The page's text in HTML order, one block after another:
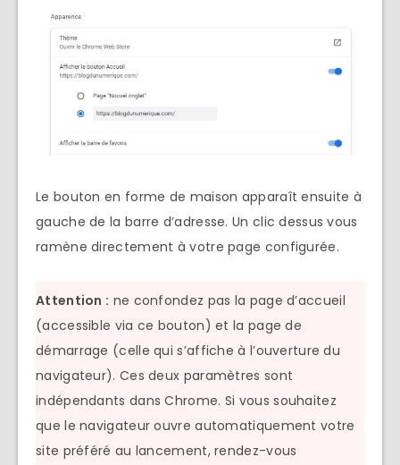
Le bouton en forme de maison apparaît ensuite à
gauche de la barre d’adresse. Un clic dessus vous
ramène directement à votre page configurée.
Attention : ne confondez pas la page d’accueil
(accessible via ce bouton) et la page de
démarrage (celle qui s’affiche à l’ouverture du
navigateur). Ces deux paramètres sont
indépendants dans Chrome. Si vous souhaitez
que le navigateur ouvre automatiquement votre
site préféré au lancement, rendez-vous